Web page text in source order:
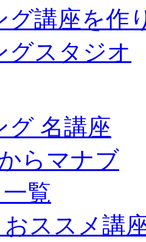
グ講座を作
グスタジオ
グ 名講座
らマナブ
覧
おススメ講